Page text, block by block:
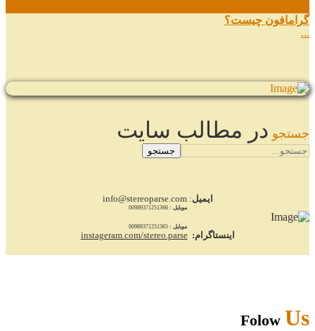
گرامافون چیست؟
...
جستجو در مطالب سایت
جستجو
ایمیل : info@stereoparse.com
موبایل :00989371251366
موبایل :00989371251365
اینستاگرام: instageram.com/stereo.parse
FolowUs